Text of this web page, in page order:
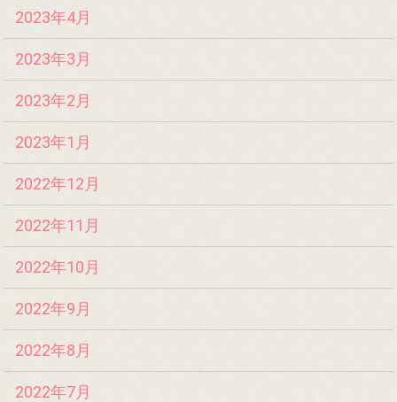
2023年4月
2023年3月
2023年2月
2023年1月
2022年12月
2022年11月
2022年10月
2022年9月
2022年8月
2022年7月